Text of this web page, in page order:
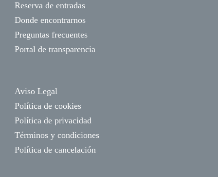
Reserva de entradas
Donde encontrarnos
Preguntas frecuentes
Portal de transparencia
Aviso Legal
Política de cookies
Política de privacidad
Términos y condiciones
Política de cancelación